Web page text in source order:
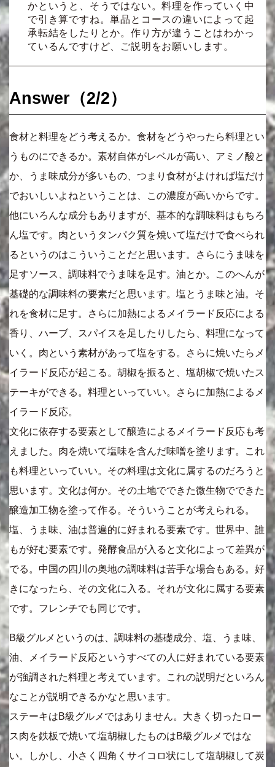
かというと、そうではない。料理を作っていく中
で引き算ですね。単品とコースの違いによって起
承転結をしたりとか。作り方が違うことはわかっ
ているんですけど、ご説明をお願いします。
Answer（2/2）
食材と料理をどう考えるか。食材をどうやったら料理とい
うものにできるか。素材自体がレベルが高い、アミノ酸と
か、うま味成分が多いもの、つまり食材がよければ塩だけ
でおいしいよねということは、この濃度が高いからです。
他にいろんな成分もありますが、基本的な調味料はもちろ
ん塩です。肉というタンパク質を焼いて塩だけで食べられ
るというのはこういうことだと思います。さらにうま味を
足すソース、調味料でうま味を足す。油とか。このへんが
基礎的な調味料の要素だと思います。塩とうま味と油。そ
れを食材に足す。さらに加熱によるメイラード反応による
香り、ハーブ、スパイスを足したりしたら、料理になって
いく。肉という素材があって塩をする。さらに焼いたらメ
イラード反応が起こる。胡椒を振ると、塩胡椒で焼いたス
テーキができる。料理といっていい。さらに加熱によるメ
イラード反応。
文化に依存する要素として醸造によるメイラード反応も考
えました。肉を焼いて塩味を含んだ味噌を塗ります。これ
も料理といっていい。その料理は文化に属するのだろうと
思います。文化は何か。その土地でできた微生物でできた
醸造加工物を塗って作る。そういうことが考えられる。
塩、うま味、油は普遍的に好まれる要素です。世界中、誰
もが好む要素です。発酵食品が入ると文化によって差異が
でる。中国の四川の奥地の調味料は苦手な場合もある。好
きになったら、その文化に入る。それが文化に属する要素
です。フレンチでも同じです。
B級グルメというのは、調味料の基礎成分、塩、うま味、
油、メイラード反応というすべての人に好まれている要素
が強調された料理と考えています。これの説明だといろん
なことが説明できるかなと思います。
ステーキはB級グルメではありません。大きく切ったロー
ス肉を鉄板で焼いて塩胡椒したものはB級グルメではな
い。しかし、小さく四角くサイコロ状にして塩胡椒して炭